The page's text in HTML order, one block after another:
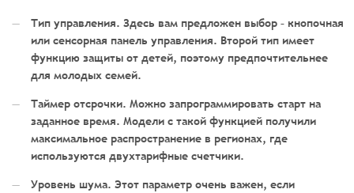
Тип управления. Здесь вам предложен выбор – кнопочная
или сенсорная панель управления. Второй тип имеет
функцию защиты от детей, поэтому предпочтительнее
для молодых семей.
Таймер отсрочки. Можно запрограммировать старт на
заданное время. Модели с такой функцией получили
максимальное распространение в регионах, где
используются двухтарифные счетчики.
Уровень шума. Этот параметр очень важен, если